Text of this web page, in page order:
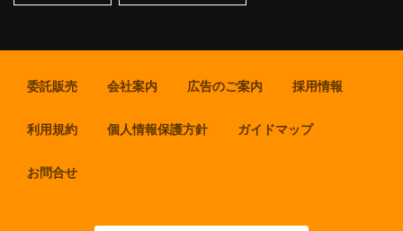
委託販売 会社案内 広告のご案内 採用情報
利用規約 個人情報保護方針 ガイドマップ
お問合せ